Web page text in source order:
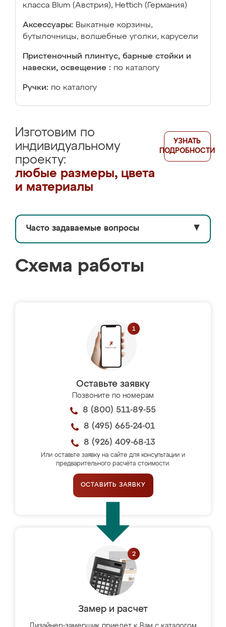
класса Blum (Австрия), Hettich (Германия)
Аксессуары: Выкатные корзины,
бутылочницы, волшебные уголки, карусели
Пристеночный плинтус, барные стойки и
навески, освещение : по каталогу
Ручки: по каталогу
Изготовим по
индивидуальному
проекту:
любые размеры, цвета
и материалы
УЗНАТЬ
ПОДРОБНОСТИ
Часто задаваемые вопросы ▼
Схема работы
Оставьте заявку
Позвоните по номерам
8 (800) 511-89-55
8 (495) 665-24-01
8 (926) 409-68-13
Или оставьте заявку на сайте для консультации и
предварительного расчёта стоимости.
ОСТАВИТЬ ЗАЯВКУ
Замер и расчет